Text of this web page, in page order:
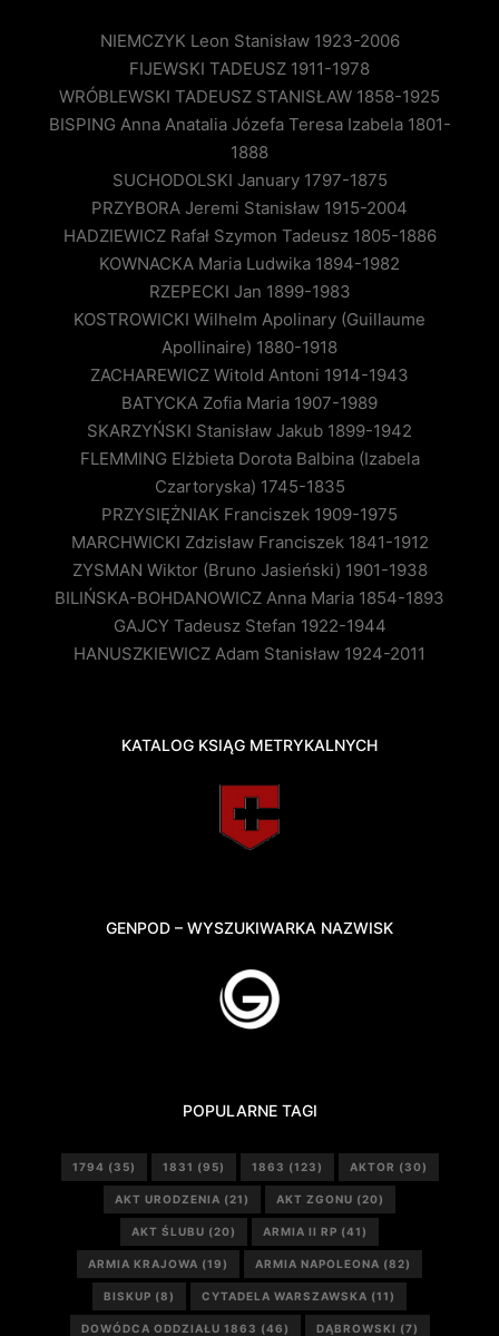
NIEMCZYK Leon Stanisław 1923-2006
FIJEWSKI TADEUSZ 1911-1978
WRÓBLEWSKI TADEUSZ STANISŁAW 1858-1925
BISPING Anna Anatalia Józefa Teresa Izabela 1801-
1888
SUCHODOLSKI January 1797-1875
PRZYBORA Jeremi Stanisław 1915-2004
HADZIEWICZ Rafał Szymon Tadeusz 1805-1886
KOWNACKA Maria Ludwika 1894-1982
RZEPECKI Jan 1899-1983
KOSTROWICKI Wilhelm Apolinary (Guillaume
Apollinaire) 1880-1918
ZACHAREWICZ Witold Antoni 1914-1943
BATYCKA Zofia Maria 1907-1989
SKARZYŃSKI Stanisław Jakub 1899-1942
FLEMMING Elżbieta Dorota Balbina (Izabela
Czartoryska) 1745-1835
PRZYSIĘŻNIAK Franciszek 1909-1975
MARCHWICKI Zdzisław Franciszek 1841-1912
ZYSMAN Wiktor (Bruno Jasieński) 1901-1938
BILIŃSKA-BOHDANOWICZ Anna Maria 1854-1893
GAJCY Tadeusz Stefan 1922-1944
HANUSZKIEWICZ Adam Stanisław 1924-2011
KATALOG KSIĄG METRYKALNYCH
GENPOD – WYSZUKIWARKA NAZWISK
POPULARNE TAGI
1794 (35) 1831 (95) 1863 (123) AKTOR (30)
AKT URODZENIA (21) AKT ZGONU (20)
AKT ŚLUBU (20) ARMIA II RP (41)
ARMIA KRAJOWA (19) ARMIA NAPOLEONA (82)
BISKUP (8) CYTADELA WARSZAWSKA (11)
DOWÓDCA ODDZIAŁU 1863 (46) DĄBROWSKI (7)